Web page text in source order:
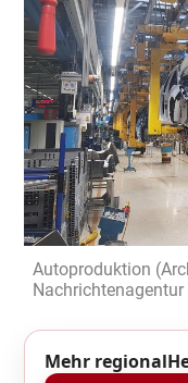
Autoproduktion
Nachrichtenagentur
Mehr